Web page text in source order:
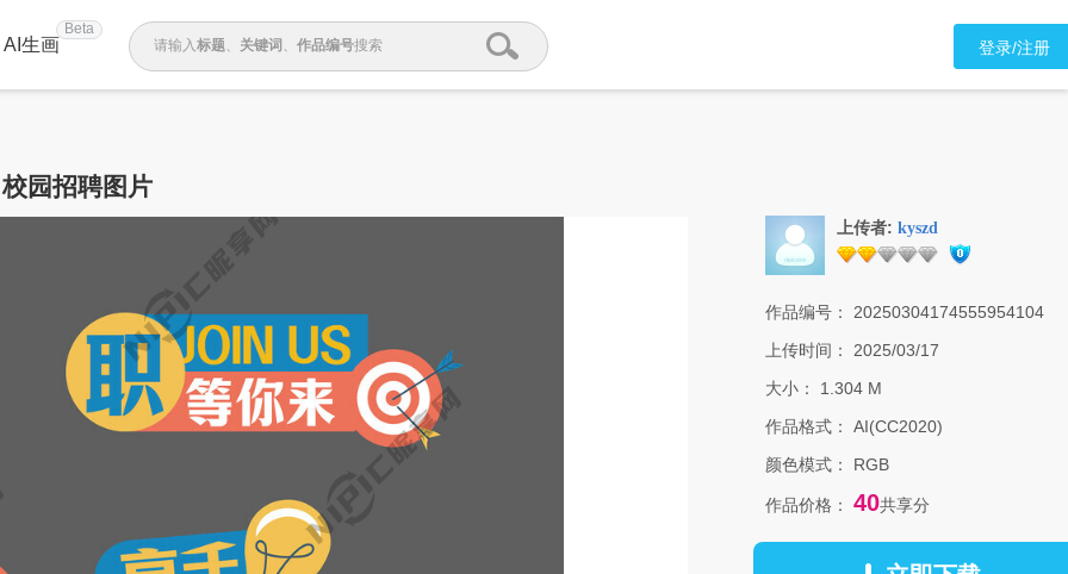
AI生画
Beta
请输入标题、 关键词 、 作品编号搜索 登录/注册
校园招聘图片
上传者: kyszd
作品编号：
20250304174555954104
上传时间：
2025/03/17
大小：
1.304 M
作品格式：
AI(CC2020)
颜色模式：
RGB
作品价格： 40共享分